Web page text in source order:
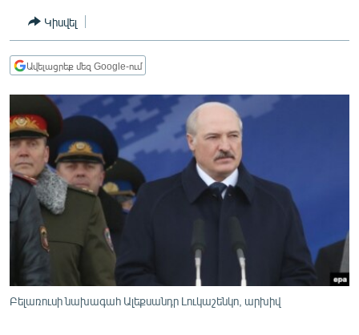
ՏՆՏԵՍՈՒԹՅՈՒՆ
ՂԱՐԱԲԱՂ
ՏԱՐԱԾԱՇՐՋԱՆ
ՄԻՋԱԶԳԱՅԻՆ
ՄՇԱԿՈՒՅԹ
ՍՊՈՐՏ
ՄԵԿՆԱԲԱՆՈՒԹՅՈՒՆ
ՏՏ ԵՒ ԻՆՏԵՐՆԵՏ
Կիսվել
Ավելացրեք մեզ Google-ում
Բելառուսի նախագահ Ալեքսանդր Լուկաշենկո, արխիվ